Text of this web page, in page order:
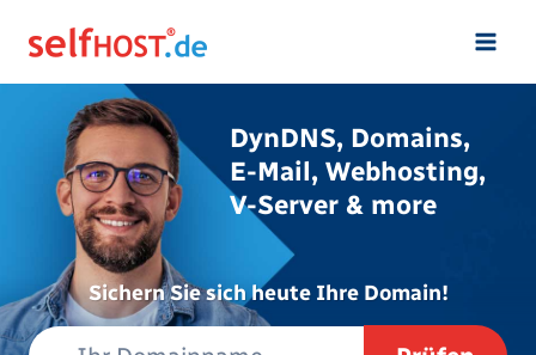
Inhalt
DynDNS, Domains,
E-Mail, Webhosting,
V-Server & more
Sichern Sie sich heute Ihre Domain!